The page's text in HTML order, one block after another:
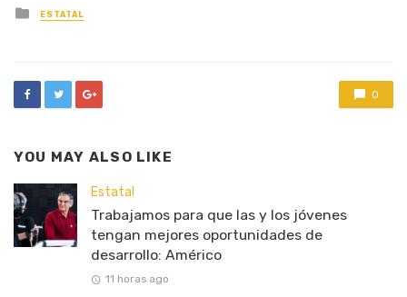
Posted
in
ESTATAL
0
YOU MAY ALSO LIKE
Estatal
Trabajamos para que las y los jóvenes
tengan mejores oportunidades de
desarrollo: Américo
11 horas ago